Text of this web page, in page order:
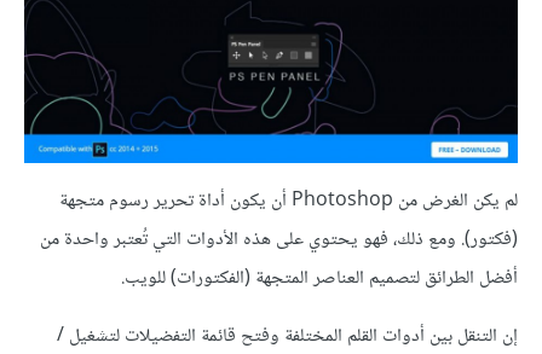
لم يكن الغرض من Photoshop أن يكون أداة تحرير رسوم متجهة
(فكتور). ومع ذلك، فهو يحتوي على هذه الأدوات التي تُعتبر واحدة من
أفضل الطرائق لتصميم العناصر المتجهة (الفكتورات) للويب.
إن التنقل بين أدوات القلم المختلفة وفتح قائمة التفضيلات لتشغيل /